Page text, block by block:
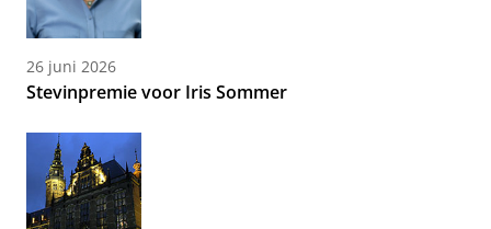
26 juni 2026
Stevinpremie voor Iris Sommer